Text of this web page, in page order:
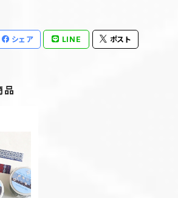
シェア LINE ポスト
品